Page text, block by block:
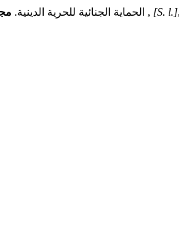
الحماية الجنائية للحرية الدينية. , [S. l.]